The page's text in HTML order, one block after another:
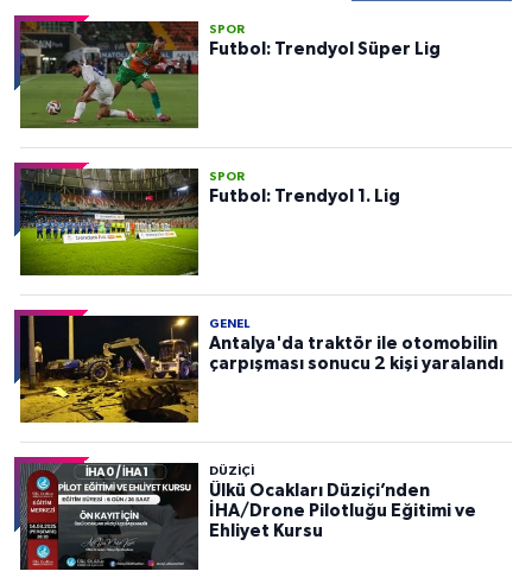
SPOR
Futbol: Trendyol Süper Lig
SPOR
Futbol: Trendyol 1. Lig
GENEL
Antalya'da traktör ile otomobilin
çarpışması sonucu 2 kişi yaralandı
DÜZIÇI
Ülkü Ocakları Düziçi’nden
İHA/Drone Pilotluğu Eğitimi ve
Ehliyet Kursu